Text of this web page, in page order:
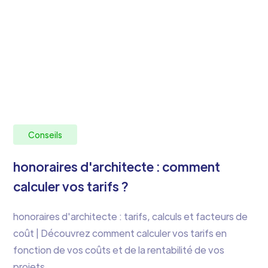
Conseils
honoraires d'architecte : comment
calculer vos tarifs ?
honoraires d'architecte : tarifs, calculs et facteurs de
coût | Découvrez comment calculer vos tarifs en
fonction de vos coûts et de la rentabilité de vos